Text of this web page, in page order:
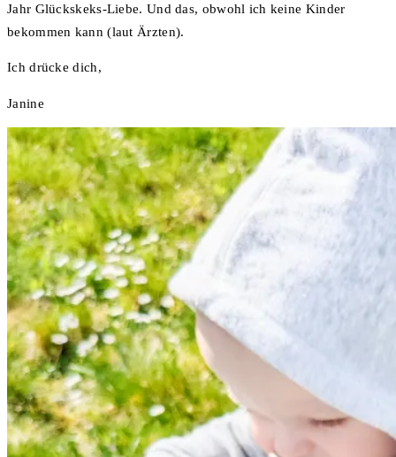
Jahr Glückskeks-Liebe. Und das, obwohl ich keine Kinder
bekommen kann (laut Ärzten).
Ich drücke dich,
Janine